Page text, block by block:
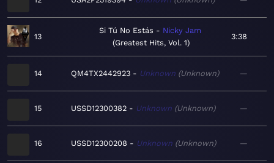
13
Si Tú No Estás
Nicky Jam
Greatest Hits, Vol. 1
3:38
14 QM4TX2442923 Unknown Unknown —
15 USSD12300382 Unknown Unknown —
16 USSD12300208 Unknown Unknown —